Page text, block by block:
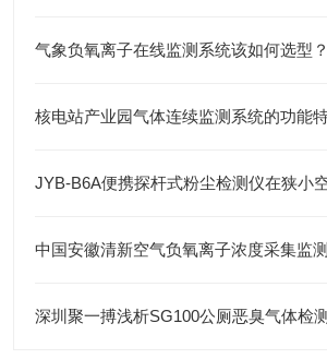
气象负氧离子在线监测系统该如何选型？
核电站产业园气体连续监测系统的功能
JYB-B6A便携探杆式粉尘检测仪在狭小
中国安徽清新空气负氧离子浓度采集监